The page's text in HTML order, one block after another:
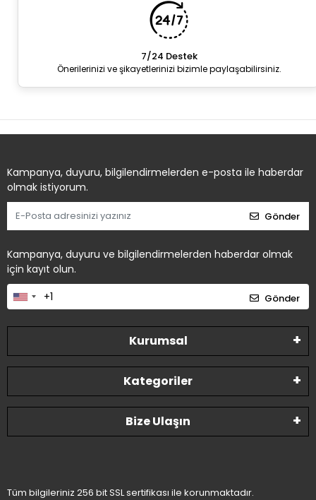
7/24 Destek
Önerilerinizi ve şikayetlerinizi bizimle paylaşabilirsiniz.
Kampanya, duyuru, bilgilendirmelerden e-posta ile haberdar
olmak istiyorum.
Gönder
Kampanya, duyuru ve bilgilendirmelerden haberdar olmak
için kayıt olun.
Gönder
Kurumsal
Kategoriler
Bize Ulaşın
Tüm bilgileriniz 256 bit SSL sertifikası ile korunmaktadır.